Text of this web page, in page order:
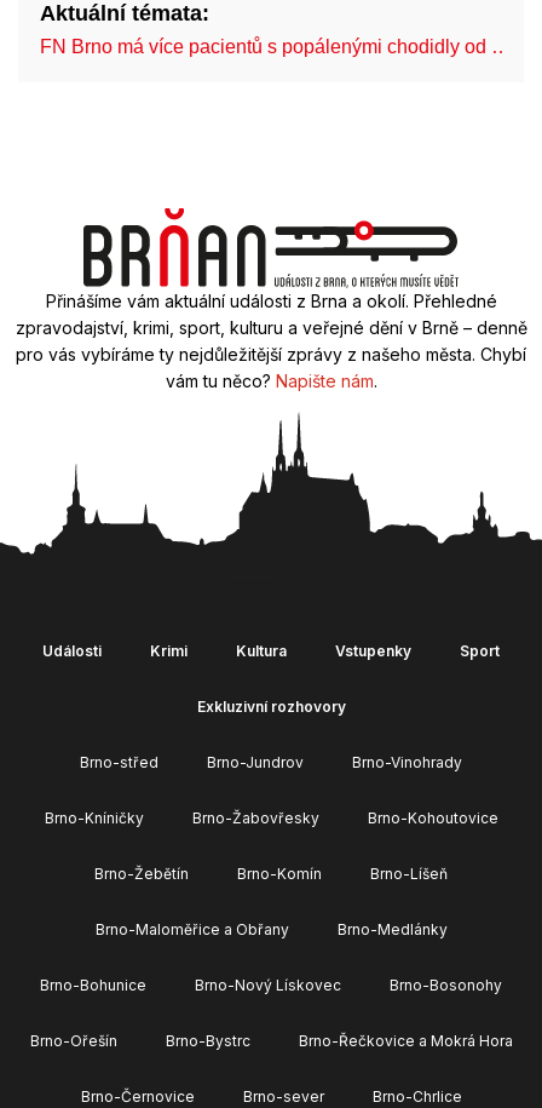
Aktuální témata:
FN Brno má více pacientů s popálenými chodidly od …
Přinášíme vám aktuální události z Brna a okolí. Přehledné
zpravodajství, krimi, sport, kulturu a veřejné dění v Brně – denně
pro vás vybíráme ty nejdůležitější zprávy z našeho města. Chybí
vám tu něco? Napište nám.
Události Krimi Kultura Vstupenky Sport
Exkluzivní rozhovory
Brno-střed Brno-Jundrov Brno-Vinohrady
Brno-Kníničky Brno-Žabovřesky Brno-Kohoutovice
Brno-Žebětín Brno-Komín Brno-Líšeň
Brno-Maloměřice a Obřany Brno-Medlánky
Brno-Bohunice Brno-Nový Lískovec Brno-Bosonohy
Brno-Ořešín Brno-Bystrc Brno-Řečkovice a Mokrá Hora
Brno-Černovice Brno-sever Brno-Chrlice